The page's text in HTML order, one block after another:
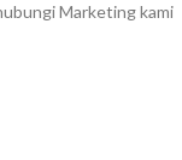
Marketing kami